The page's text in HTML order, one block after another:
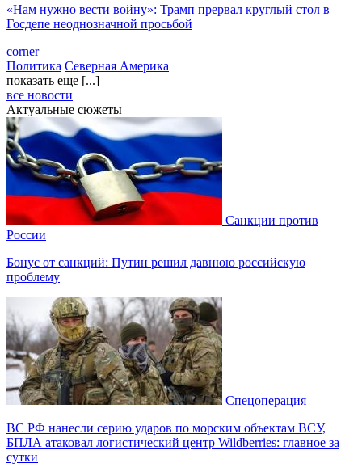
«Нам нужно вести войну»: Трамп прервал круглый стол в
Госдепе неоднозначной просьбой
corner
Политика Северная Америка
показать еще [...]
все новости
Актуальные сюжеты
Санкции против
России
Бонус от санкций: Путин решил давнюю российскую
проблему
Спецоперация
ВС РФ нанесли серию ударов по морским объектам ВСУ,
БПЛА атаковал логистический центр Wildberries: главное за
сутки